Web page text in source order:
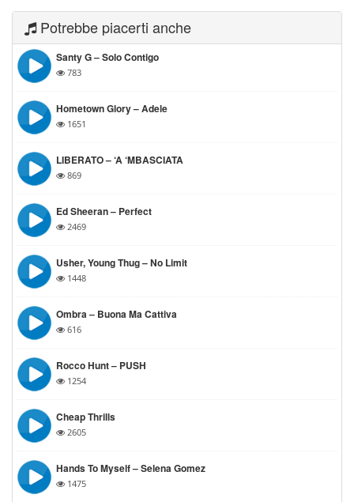
Potrebbe piacerti anche
Santy G – Solo Contigo
783
Hometown Glory – Adele
1651
LIBERATO – ⁠‘A ‘MBASCIATA
869
Ed Sheeran – Perfect
2469
Usher, Young Thug – No Limit
1448
Ombra – Buona Ma Cattiva
616
Rocco Hunt – PUSH
1254
Cheap Thrills
2605
Hands To Myself – Selena Gomez
1475